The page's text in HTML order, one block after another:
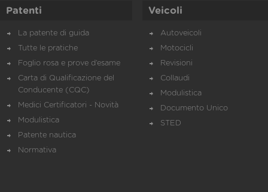
Patenti
La patente di guida
Tutte le pratiche
Foglio rosa e prove d’esame
Carta di Qualificazione del
Conducente (CQC)
Medici Certificatori - Novità
Modulistica
Patente nautica
Normativa
Veicoli
Autoveicoli
Motocicli
Revisioni
Collaudi
Modulistica
Documento Unico
STED